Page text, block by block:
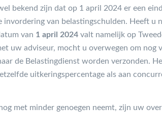
bekend zijn dat op 1 april 2024 er een
invordering van belastingschulden. Heeft
van 1 april 2024 valt namelijk op
uw adviseur, mocht u overwegen om nog
de Belastingdienst worden verzonden.
uitkeringspercentage als aan
met minder genoegen neemt, zijn uw